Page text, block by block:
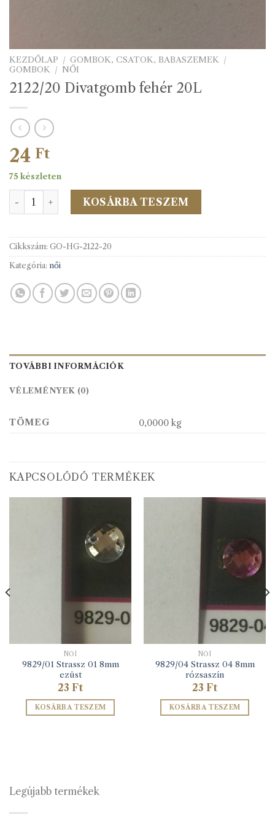
KEZDŐLAP / GOMBOK, CSATOK, BABASZEMEK /
GOMBOK / NŐI
2122/20 Divatgomb fehér 20L
24 Ft
75 készleten
2122/20 Divatgomb fehér 20L mennyiség
KOSÁRBA TESZEM
Cikkszám: GO-HG-2122-20
Kategória: női
TOVÁBBI INFORMÁCIÓK
VÉLEMÉNYEK (0)
TÖMEG 0,0000 kg
KAPCSOLÓDÓ TERMÉKEK
NŐI
9829/01 Strassz 01 8mm
ezüst
23 Ft
KOSÁRBA TESZEM
NŐI
9829/04 Strassz 04 8mm
rózsaszín
23 Ft
KOSÁRBA TESZEM
Legújabb termékek